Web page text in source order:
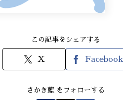
この記事をシェアする
X Facebook
さかき藍 をフォローする